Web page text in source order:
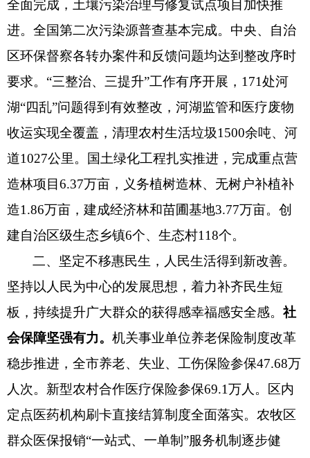
全面完成，土壤污染治理与修复试点项目加快推
进。全国第二次污染源普查基本完成。中央、自治
区环保督察各转办案件和反馈问题均达到整改序时
要求。“三整治、三提升”工作有序开展，171处河
湖“四乱”问题得到有效整改， 河湖监管和 医疗废物
收运实现全覆盖，清理农村生活垃圾1500余吨、河
道1027公里。
国土绿化工程扎实推进，完成重点营
造林项目 6.37万亩，义务植树造林、无树户补植补
造1.86万亩，建成经济林和苗圃基地3.77万亩。 创
建自治区级生态乡镇6个、生态村118个。
二、坚定不移惠民生，人民生活得到新改善。
坚持以人民为中心的发展思想，着力补齐民生短
板，持续提升广大群众的获得感幸福感安全感。 社
会保障坚强有力。 机关事业单位养老保险制度改革
稳步推进，全市养老、失业、工伤保险参保47.68万
人次。新型农村合作医疗保险参保69.1万人。区内
定点医药机构刷卡直接结算制度全面落实。农牧区
群众医保报销“一站式、一单制”服务机制逐步健